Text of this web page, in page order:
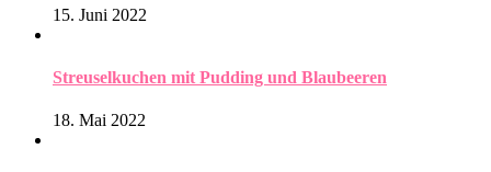
15. Juni 2022
Streuselkuchen mit Pudding und Blaubeeren
18. Mai 2022